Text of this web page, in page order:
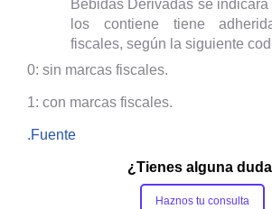
Bebidas Derivadas se
los contiene tiene
fiscales, según la siguiente
0: sin marcas fiscales.
1: con marcas fiscales.
.Fuente
¿Tienes alguna
Haznos tu consulta